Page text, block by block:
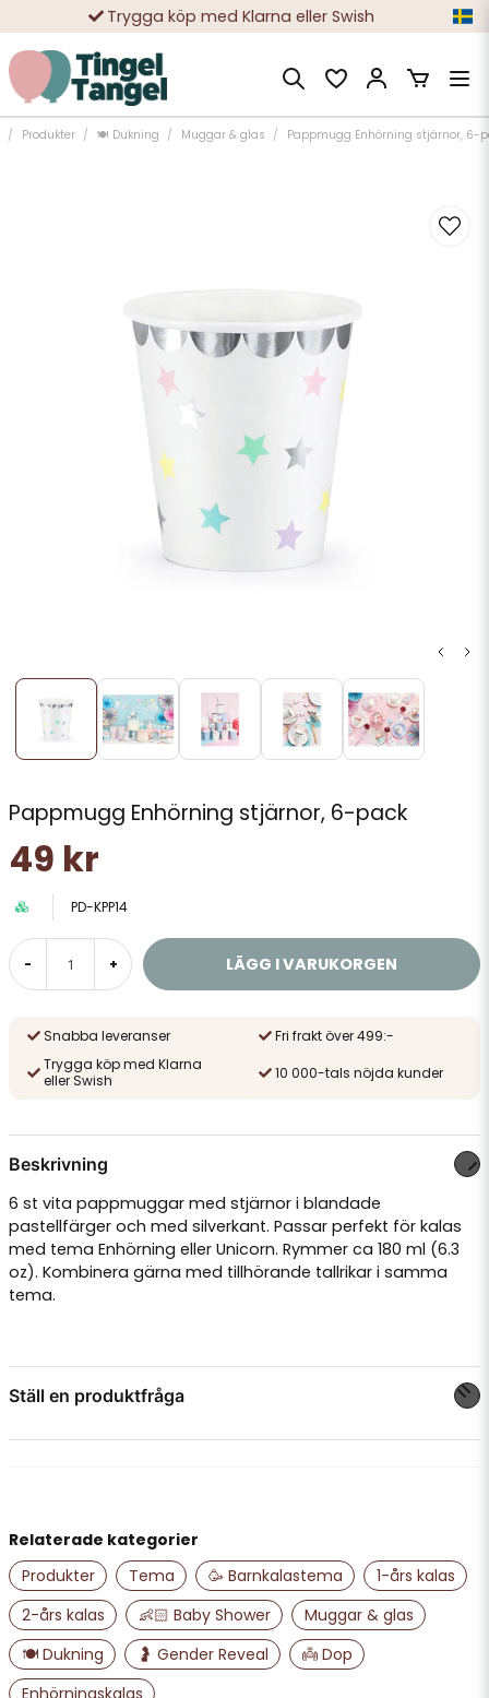
Trygga köp med Klarna eller Swish
10 000-tals nöjda kunder
Produkter 🍽️ Dukning Muggar & glas Pappmugg Enhörning stjärnor, 6-
Pappmugg Enhörning stjärnor, 6-pack
49 kr
PD-KPP14
- + LÄGG I VARUKORGEN
Snabba leveranser
Fri frakt över 499:-
Trygga köp med Klarna
eller Swish
10 000-tals nöjda kunder
Beskrivning
6 st vita pappmuggar med stjärnor i blandade
pastellfärger och med silverkant. Passar perfekt för kalas
med tema Enhörning eller Unicorn. Rymmer ca 180 ml (6.3
oz). Kombinera gärna med tillhörande tallrikar i samma
tema.
Ställ en produktfråga
name
Namn
email
Mejladress
Relaterade kategorier
Produkter
Tema 🥳 Barnkalastema
1-års kalas
2-års kalas
👶🏻 Baby Shower
Muggar & glas
🍽️ Dukning
🤰 Gender Reveal
👼 Dop
Enhörningskalas